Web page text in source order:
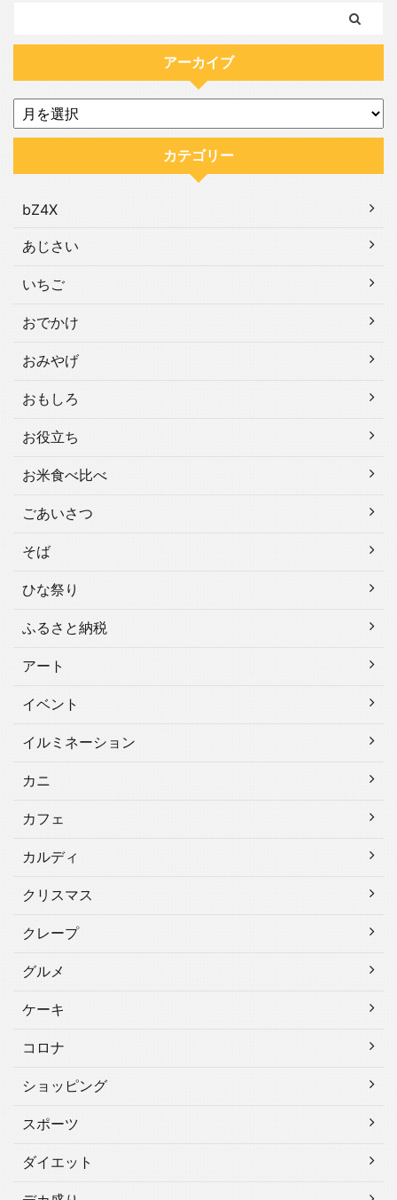
アーカイブ
カテゴリー
bZ4X
あじさい
いちご
おでかけ
おみやげ
おもしろ
お役立ち
お米食べ比べ
ごあいさつ
そば
ひな祭り
ふるさと納税
アート
イベント
イルミネーション
カニ
カフェ
カルディ
クリスマス
クレープ
グルメ
ケーキ
コロナ
ショッピング
スポーツ
ダイエット